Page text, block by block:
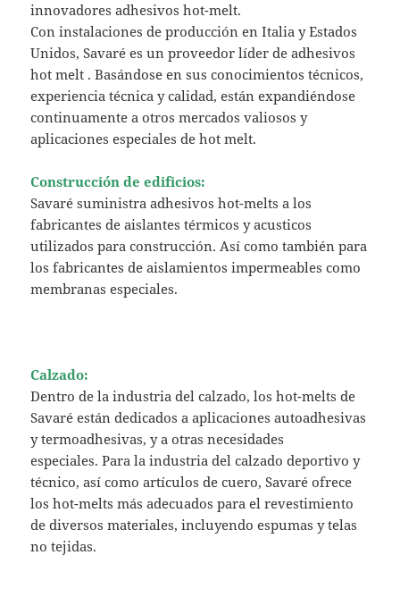
innovadores adhesivos hot-melt.
Con instalaciones de producción en Italia y Estados
Unidos, Savaré es un proveedor líder de adhesivos
hot melt . Basándose en sus conocimientos técnicos,
experiencia técnica y calidad, están expandiéndose
continuamente a otros mercados valiosos y
aplicaciones especiales de hot melt.
Construcción de edificios:
Savaré suministra adhesivos hot-melts a los
fabricantes de aislantes térmicos y acusticos
utilizados para construcción. Así como también para
los fabricantes de aislamientos impermeables como
membranas especiales.
Calzado:
Dentro de la industria del calzado, los hot-melts de
Savaré están dedicados a aplicaciones autoadhesivas
y termoadhesivas, y a otras necesidades
especiales. Para la industria del calzado deportivo y
técnico, así como artículos de cuero, Savaré ofrece
los hot-melts más adecuados para el revestimiento
de diversos materiales, incluyendo espumas y telas
no tejidas.